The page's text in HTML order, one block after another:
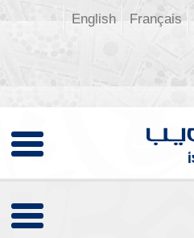
Français
English